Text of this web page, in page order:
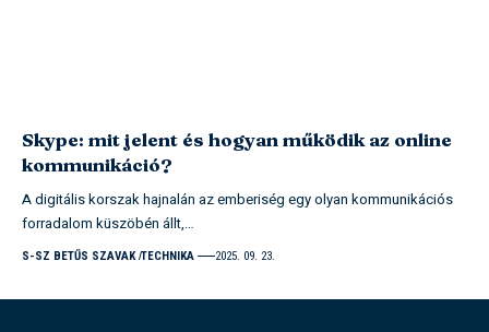
Skype: mit jelent és hogyan működik az online
kommunikáció?
A digitális korszak hajnalán az emberiség egy olyan kommunikációs
forradalom küszöbén állt,…
S-SZ BETŰS SZAVAK TECHNIKA 2025. 09. 23.